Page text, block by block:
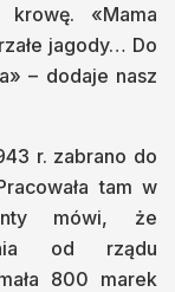
«Mama
jagody… Do
– dodaje nasz
r. zabrano do
tam w
mówi, że
od rządu
800 marek